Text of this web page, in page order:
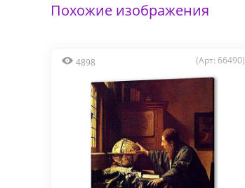
Похожие изображения
4898 (Арт: 66490)